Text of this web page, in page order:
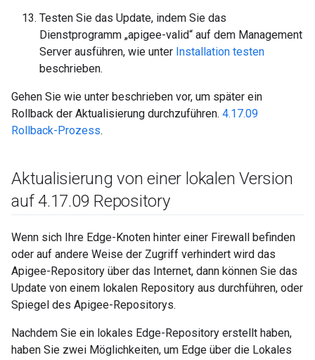
Testen Sie das Update, indem Sie das
Dienstprogramm „apigee-valid“ auf dem Management
Server ausführen, wie unter Installation testen
beschrieben.
Gehen Sie wie unter beschrieben vor, um später ein
Rollback der Aktualisierung durchzuführen. 4.17.09
Rollback-Prozess.
Aktualisierung von einer lokalen Version
auf 4.17.09 Repository
Wenn sich Ihre Edge-Knoten hinter einer Firewall befinden
oder auf andere Weise der Zugriff verhindert wird das
Apigee-Repository über das Internet, dann können Sie das
Update von einem lokalen Repository aus durchführen, oder
Spiegel des Apigee-Repositorys.
Nachdem Sie ein lokales Edge-Repository erstellt haben,
haben Sie zwei Möglichkeiten, um Edge über die Lokales